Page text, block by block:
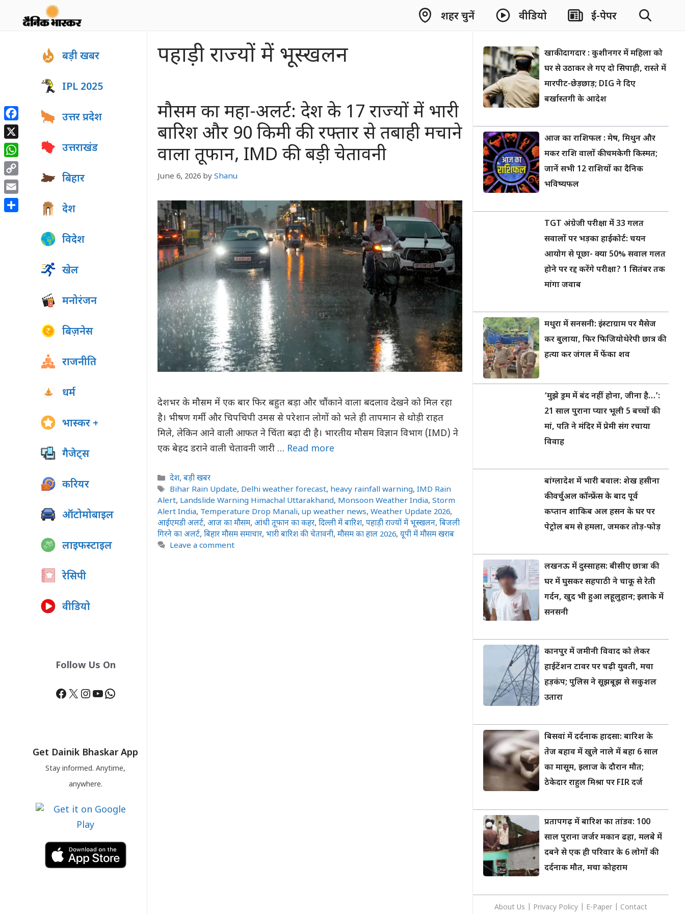
शहर चुनें वीडियो ई-पेपर
पहाड़ी राज्यों में भूस्खलन
मौसम का महा-अलर्ट: देश के 17 राज्यों में भारी
बारिश और 90 किमी की रफ्तार से तबाही मचाने
वाला तूफान, IMD की बड़ी चेतावनी
June 6, 2026 by Shanu
देशभर के मौसम में एक बार फिर बहुत बड़ा और चौंकाने वाला बदलाव देखने को मिल रहा
है। भीषण गर्मी और चिपचिपी उमस से परेशान लोगों को भले ही तापमान से थोड़ी राहत
मिले, लेकिन आने वाली आफत ने चिंता बढ़ा दी है। भारतीय मौसम विज्ञान विभाग (IMD) ने
एक बेहद डराने वाली चेतावनी जारी … Read more
Categories
देश,बड़ी खबर
Tags
Bihar Rain Update, Delhi weather forecast, heavy rainfall warning,IMD Rain
Alert, Landslide Warning Himachal Uttarakhand, Monsoon Weather India, Storm
Alert India, Temperature Drop Manali, up weather news, Weather Update 2026,
आईएमडी अलर्ट, आज का मौसम, आंधी तूफान का कहर, दिल्ली में बारिश, पहाड़ी राज्यों में भूस्खलन, बिजली
गिरने का अलर्ट, बिहार मौसम समाचार, भारी बारिश की चेतावनी, मौसम का हाल 2026, यूपी में मौसम खराब
Leave a comment
बड़ी खबर
IPL 2025
उत्तर प्रदेश
उत्तराखंड
बिहार
देश
विदेश
खेल
मनोरंजन
बिज़नेस
राजनीति
धर्म
भास्कर +
गैजेट्स
करियर
ऑटोमोबाइल
लाइफस्टाइल
रेसिपी
वीडियो
Follow Us On
Facebook
X Instagram
YouTube
WhatsApp
Get Dainik Bhaskar App
Stay informed. Anytime,
anywhere.
खाकी दागदार : कुशीनगर में महिला को
घर से उठाकर ले गए दो सिपाही, रास्ते में
मारपीट-छेड़छाड़; DIG ने दिए
बर्खास्तगी के आदेश
आज का राशिफल : मेष, मिथुन और
मकर राशि वालों की चमकेगी किस्मत;
जानें सभी 12 राशियों का दैनिक
भविष्यफल
TGT अंग्रेजी परीक्षा में 33 गलत
सवालों पर भड़का हाईकोर्ट: चयन
आयोग से पूछा- क्या 50% सवाल गलत
होने पर रद्द करेंगे परीक्षा? 1 सितंबर तक
मांगा जवाब
मथुरा में सनसनी: इंस्टाग्राम पर मैसेज
कर बुलाया, फिर फिजियोथेरेपी छात्र की
हत्या कर जंगल में फेंका शव
‘मुझे ड्रम में बंद नहीं होना, जीना है…’:
21 साल पुराना प्यार भूली 5 बच्चों की
मां, पति ने मंदिर में प्रेमी संग रचाया
विवाह
बांग्लादेश में भारी बवाल: शेख हसीना
की वर्चुअल कॉन्फ्रेंस के बाद पूर्व
कप्तान शाकिब अल हसन के घर पर
पेट्रोल बम से हमला, जमकर तोड़-फोड़
लखनऊ में दुस्साहस: बीसीए छात्रा की
घर में घुसकर सहपाठी ने चाकू से रेती
गर्दन, खुद भी हुआ लहूलुहान; इलाके में
सनसनी
कानपुर में जमीनी विवाद को लेकर
हाईटेंशन टावर पर चढ़ी युवती, मचा
हड़कंप; पुलिस ने सूझबूझ से सकुशल
उतारा
बिसवां में दर्दनाक हादसा: बारिश के
तेज बहाव में खुले नाले में बहा 6 साल
का मासूम, इलाज के दौरान मौत;
ठेकेदार राहुल मिश्रा पर FIR दर्ज
प्रतापगढ़ में बारिश का तांडव: 100
साल पुराना जर्जर मकान ढहा, मलबे में
दबने से एक ही परिवार के 6 लोगों की
दर्दनाक मौत, मचा कोहराम
About Us Privacy Policy E-Paper Contact
Facebook
X
WhatsApp
Copy
Link
Email